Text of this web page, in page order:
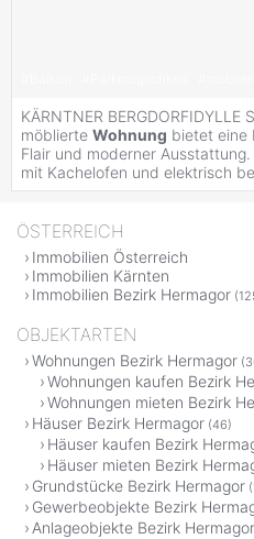
KÄRNTNER
möblierte Wohnung bietet eine
Flair und moderner
mit Kachelofen und elektrisch
ÖSTERREICH
Immobilien Österreich
Immobilien Kärnten
Immobilien Bezirk Hermagor
OBJEKTARTEN
Wohnungen Bezirk Hermagor
Wohnungen kaufen Bezirk
Wohnungen mieten Bezirk
Häuser Bezirk Hermagor (46)
Häuser kaufen Bezirk
Häuser mieten Bezirk
Grundstücke Bezirk Hermagor
Gewerbeobjekte Bezirk
Anlageobjekte Bezirk Hermagor